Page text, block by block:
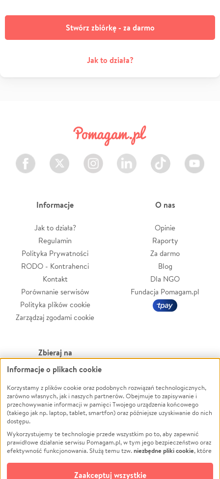
Stwórz zbiórkę - za darmo
Jak to działa?
Facebook Twitter Instagram LinkedIn TikTok Youtube
Informacje
Jak to działa?
Regulamin
Polityka Prywatności
RODO - Kontrahenci
Kontakt
Porównanie serwisów
Polityka plików cookie
Zarządzaj zgodami cookie
O nas
Opinie
Raporty
Za darmo
Blog
Dla NGO
Fundacja Pomagam.pl
Zbieraj na
Leczenie
Zwierzęta
Pożar
Ukraina
Pomoc Finansowa
Projekty
Pogrzeb
Powódź
Wichura
NGO
Edukacja
Podróż
Impreza
Informacje o plikach cookie
Korzystamy z plików cookie oraz podobnych rozwiązań technologicznych,
zarówno własnych, jak i naszych partnerów. Obejmuje to zapisywanie i
przechowywanie informacji w pamięci Twojego urządzenia końcowego
(takiego jak np. laptop, tablet, smartfon) oraz późniejsze uzyskiwanie do nich
dostępu.
Wykorzystujemy te technologie przede wszystkim po to, aby zapewnić
prawidłowe działanie serwisu Pomagam.pl, w tym jego bezpieczeństwo oraz
efektywność funkcjonowania. Służą temu tzw.niezbędne pliki cookie, które
opcjonalnych plików cookie
Zaakceptuj wszystkie